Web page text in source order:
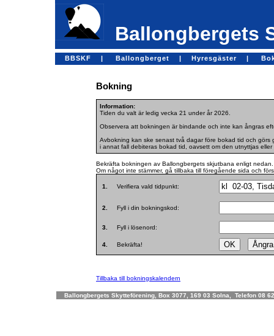
Ballongbergets
BBSKF | Ballongberget | Hyresgäster |
Bokning
Information:
Tiden du valt är ledig vecka 21 under år 2026.
Observera att bokningen är bindande och inte kan ångras
Avbokning kan ske senast två dagar före bokad tid och görs
i annat fall debiteras bokad tid, oavsett om den utnyttjas eller
Bekräfta bokningen av Ballongbergets skjutbana enligt nedan.
Om något inte stämmer, gå tillbaka till föregående sida och
1. Verifiera vald tidpunkt:
2. Fyll i din bokningskod:
3. Fyll i lösenord:
4. Bekräfta!
Tillbaka till bokningskalendern
Ballongbergets Skytteförening, Box 3077, 169 03 Solna, Telefon 08